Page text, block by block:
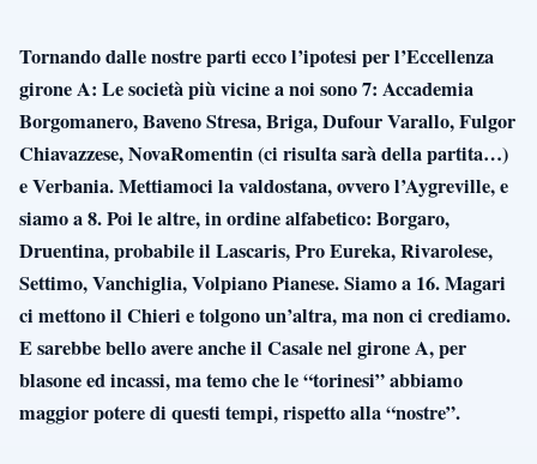
Tornando dalle nostre parti ecco l’ipotesi per l’Eccellenza
girone A: Le società più vicine a noi sono 7: Accademia
Borgomanero, Baveno Stresa, Briga, Dufour Varallo, Fulgor
Chiavazzese, NovaRomentin (ci risulta sarà della partita…)
e Verbania. Mettiamoci la valdostana, ovvero l’Aygreville, e
siamo a 8. Poi le altre, in ordine alfabetico: Borgaro,
Druentina, probabile il Lascaris, Pro Eureka, Rivarolese,
Settimo, Vanchiglia, Volpiano Pianese. Siamo a 16. Magari
ci mettono il Chieri e tolgono un’altra, ma non ci crediamo.
E sarebbe bello avere anche il Casale nel girone A, per
blasone ed incassi, ma temo che le “torinesi” abbiamo
maggior potere di questi tempi, rispetto alla “nostre”.